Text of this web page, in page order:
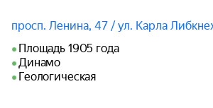
Исполнители:
Валентина Воронина;
Ксения Коростелева;
Наталья Пичурина;
просп. Ленина, 47 / ул. Карла
Площадь 1905 года
Динамо
Геологическая